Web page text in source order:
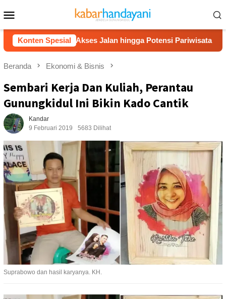
ke
kontenMobile
Konten Spesial
Akses Jalan hingga Potensi Pariwisata Film
Beranda Ekonomi & Bisnis
Sembari Kerja Dan Kuliah, Perantau
Gunungkidul Ini Bikin Kado Cantik
Kandar
9 Februari 2019
5683 Dilihat
Suprabowo dan hasil karyanya. KH.